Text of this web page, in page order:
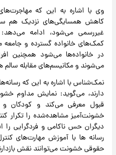
وی با اشاره به این که
کاهش همسایگی‌های نزدیک هم
غیررسمی می‌شود، ادامه
کمک‌های خانواده گسترده و
در خانواده‌ها می‌شود همچنین
می‌شوند و مکانیسم‌های مقابله
نمک‌شناس با اشاره به این که
دارند، می‌گوید: نمایش مداوم
قبول معرفی می‌کند و کودکان و
خشونت‌آمیز مشاهده‌شده را تکرار
دیگران حس ناکامی و فردگرایی
رسانه ها با آموزش مهارت‌های
حقوقی خشونت می‌توانند نقش